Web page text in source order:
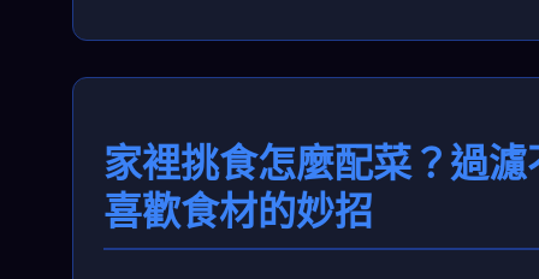
家裡挑食怎麼配菜？過濾
喜歡食材的妙招